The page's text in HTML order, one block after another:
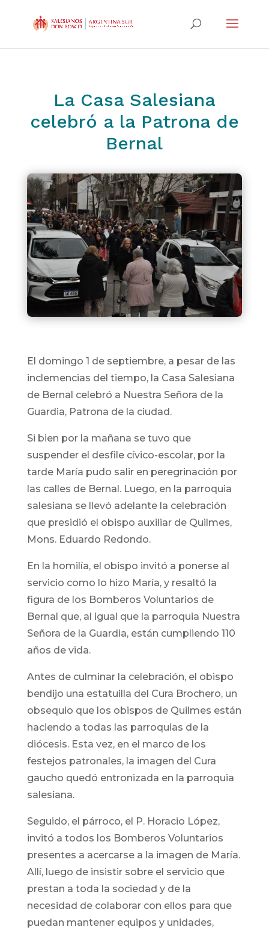
La Casa Salesiana
celebró a la Patrona de
Bernal
El domingo 1 de septiembre, a pesar de las
inclemencias del tiempo, la Casa Salesiana
de Bernal celebró a Nuestra Señora de la
Guardia, Patrona de la ciudad.
Si bien por la mañana se tuvo que
suspender el desfile cívico-escolar, por la
tarde María pudo salir en peregrinación por
las calles de Bernal. Luego, en la parroquia
salesiana se llevó adelante la celebración
que presidió el obispo auxiliar de Quilmes,
Mons. Eduardo Redondo.
En la homilía, el obispo invitó a ponerse al
servicio como lo hizo María, y resaltó la
figura de los Bomberos Voluntarios de
Bernal que, al igual que la parroquia Nuestra
Señora de la Guardia, están cumpliendo 110
años de vida.
Antes de culminar la celebración, el obispo
bendijo una estatuilla del Cura Brochero, un
obsequio que los obispos de Quilmes están
haciendo a todas las parroquias de la
diócesis. Esta vez, en el marco de los
festejos patronales, la imagen del Cura
gaucho quedó entronizada en la parroquia
salesiana.
Seguido, el párroco, el P. Horacio López,
invitó a todos los Bomberos Voluntarios
presentes a acercarse a la imagen de María.
Allí, luego de insistir sobre el servicio que
prestan a toda la sociedad y de la
necesidad de colaborar con ellos para que
puedan mantener equipos y unidades,